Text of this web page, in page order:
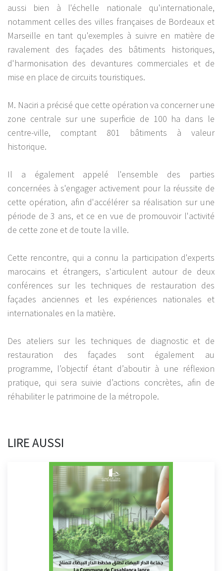
aussi bien à l'échelle nationale qu'internationale,
notamment celles des villes françaises de Bordeaux et
Marseille en tant qu'exemples à suivre en matière de
ravalement des façades des bâtiments historiques,
d'harmonisation des devantures commerciales et de
mise en place de circuits touristiques.
M. Naciri a précisé que cette opération va concerner une
zone centrale sur une superficie de 100 ha dans le
centre-ville, comptant 801 bâtiments à valeur
historique.
Il a également appelé l'ensemble des parties
concernées à s'engager activement pour la réussite de
cette opération, afin d'accélérer sa réalisation sur une
période de 3 ans, et ce en vue de promouvoir l'activité
de cette zone et de toute la ville.
Cette rencontre, qui a connu la participation d'experts
marocains et étrangers, s'articulent autour de deux
conférences sur les techniques de restauration des
façades anciennes et les expériences nationales et
internationales en la matière.
Des ateliers sur les techniques de diagnostic et de
restauration des façades sont également au
programme, l’objectif étant d’aboutir à une réflexion
pratique, qui sera suivie d’actions concrètes, afin de
réhabiliter le patrimoine de la métropole.
LIRE AUSSI